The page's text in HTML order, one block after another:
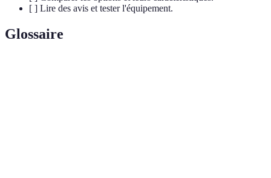
[ ] Lire des avis et tester l'équipement.
Glossaire